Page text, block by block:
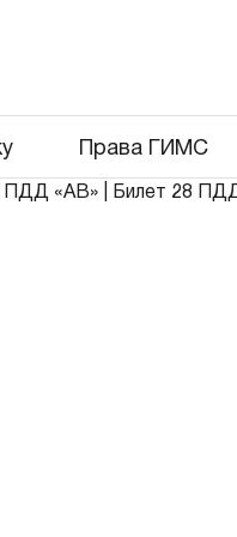
Права ГИМС
ПДД «АВ» Билет 28